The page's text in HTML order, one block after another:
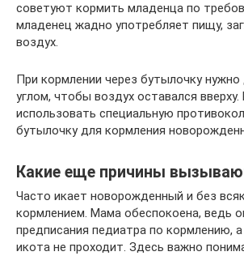
советуют кормить младенца по
младенец жадно употребляет пищу,
воздух.
При кормлении через бутылочку
углом, чтобы воздух оставался
использовать специальную
бутылочку для кормления
Какие еще причины
Часто икает новорожденный и без
кормлением. Мама обеспокоена, ведь
предписания педиатра по кормлению,
икота не проходит. Здесь важно